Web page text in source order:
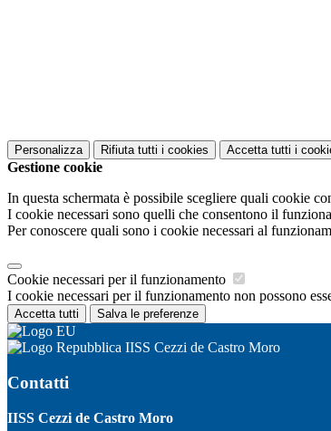
Personalizza Rifiuta tutti i cookies Accetta tutti i
Gestione cookie
In questa schermata è possibile scegliere quali cookie
I cookie necessari sono quelli che consentono il
Per conoscere quali sono i cookie necessari al
Cookie necessari per il funzionamento
I cookie necessari per il funzionamento non possono
Accetta tutti Salva le preferenze
IISS Cezzi de Castro Moro
Contatti
IISS Cezzi de Castro Moro